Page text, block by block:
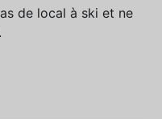
de local à ski et ne